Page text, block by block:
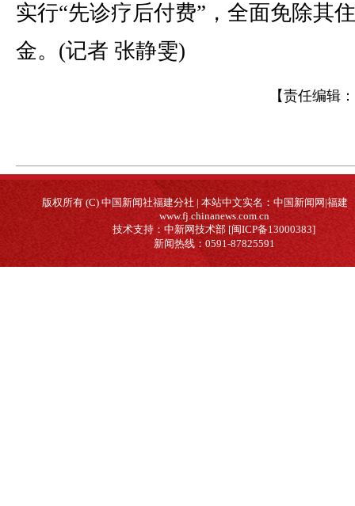
实行“先诊疗后付费”，全面免除其
金。(记者 张静雯)
【责任编辑：
版权所有 (C) 中国新闻社福建分社 | 本站中文实名：中国新闻网|福建
www.fj.chinanews.com.cn
技术支持：中新网技术部 [闽ICP备13000383]
新闻热线：0591-87825591